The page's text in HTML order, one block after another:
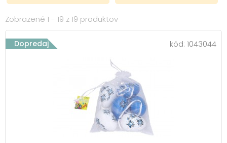
Zobrazené 1 - 19 z 19 produktov
Dopredaj kód: 1043044